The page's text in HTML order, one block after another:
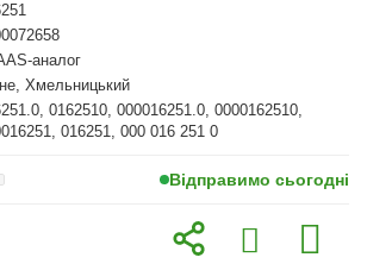
аналог
Хмельницький
0162510, 000016251.0, 0000162510,
016251, 000 016 251 0
Відправимо сьогодні